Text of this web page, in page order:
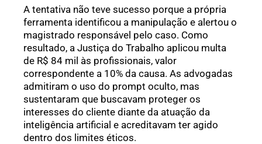
A tentativa não teve sucesso porque a própria
ferramenta identificou a manipulação e alertou o
magistrado responsável pelo caso. Como
resultado, a Justiça do Trabalho aplicou multa
de R$ 84 mil às profissionais, valor
correspondente a 10% da causa. As advogadas
admitiram o uso do prompt oculto, mas
sustentaram que buscavam proteger os
interesses do cliente diante da atuação da
inteligência artificial e acreditavam ter agido
dentro dos limites éticos.